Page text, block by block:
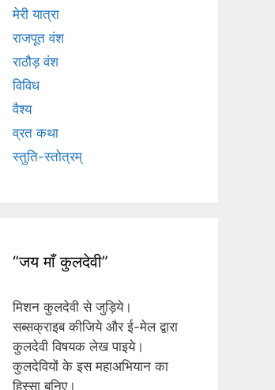
मेरी यात्रा
राजपूत वंश
राठौड़ वंश
विविध
वैश्य
व्रत कथा
स्तुति-स्तोत्रम्
“जय माँ कुलदेवी”
मिशन कुलदेवी से जुड़िये।
सब्सक्राइब कीजिये और ई-मेल द्वारा
कुलदेवी विषयक लेख पाइये।
कुलदेवियों के इस महाअभियान का
हिस्सा बनिए।